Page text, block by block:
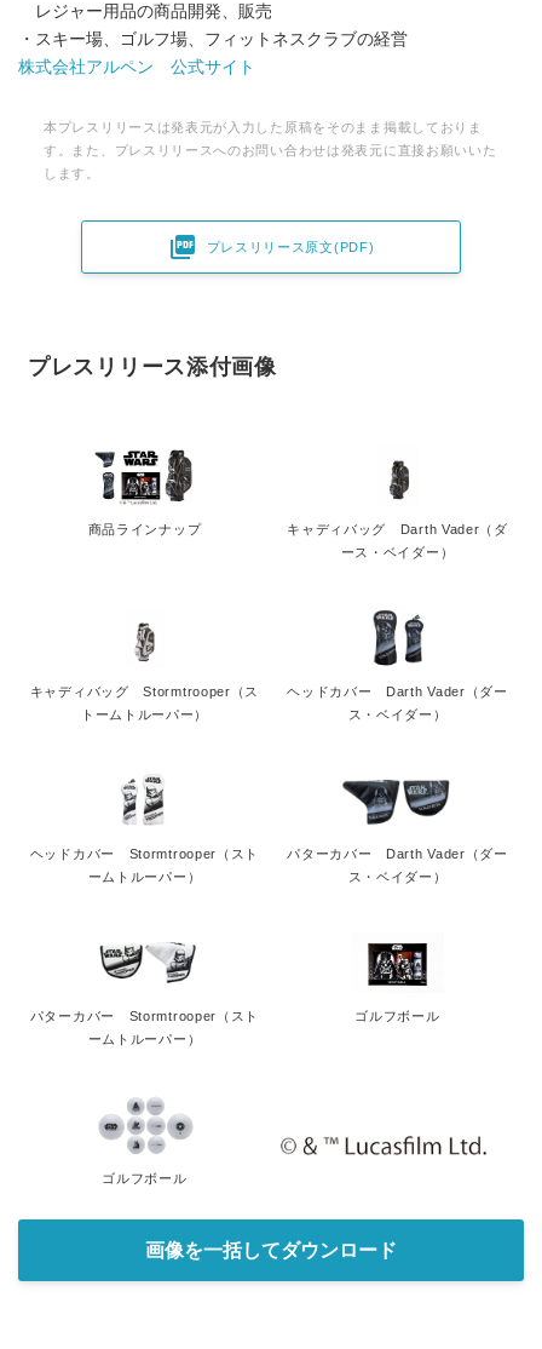
レジャー用品の商品開発、販売
・スキー場、ゴルフ場、フィットネスクラブの経営
株式会社アルペン 公式サイト
本プレスリリースは発表元が入力した原稿をそのまま掲載しておりま
す。また、プレスリリースへのお問い合わせは発表元に直接お願いいた
します。
 プレスリリース原文(PDF)
プレスリリース添付画像
商品ラインナップ
キャディバッグ Darth Vader（ダ
ース・ベイダー）
キャディバッグ Stormtrooper（ス
トームトルーパー）
ヘッドカバー Darth Vader（ダー
ス・ベイダー）
ヘッドカバー Stormtrooper（スト
ームトルーパー）
パターカバー Darth Vader（ダー
ス・ベイダー）
パターカバー Stormtrooper（スト
ームトルーパー）
ゴルフボール
ゴルフボール
画像を一括してダウンロード
Japanese